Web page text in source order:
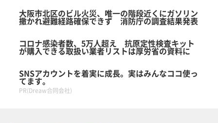
大阪市北区のビル火災、唯一の階段近くにガソリン
撒かれ避難経路確保できず 消防庁の調査結果発表
コロナ感染者数、5万人超え 抗原定性検査キット
が購入できる取扱い業者リストは厚労省の資料に
SNSアカウントを着実に成長。実はみんなココ使っ
てます。
PR(Dreaw合同会社)